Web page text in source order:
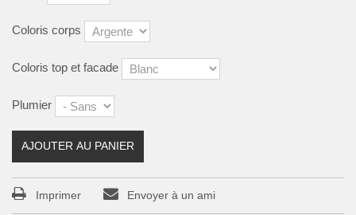
Coloris corps
Coloris top et facade
Plumier
AJOUTER AU PANIER
Imprimer Envoyer à un ami